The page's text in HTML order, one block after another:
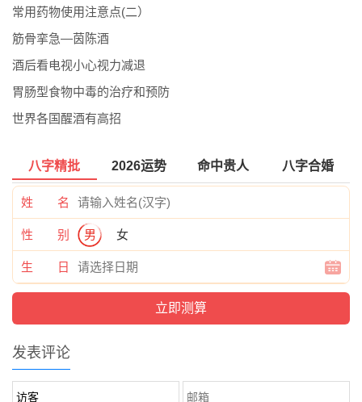
常用药物使用注意点(二）
筋骨挛急―茵陈酒
酒后看电视小心视力减退
胃肠型食物中毒的治疗和预防
世界各国醒酒有高招
八字精批 2026运势 命中贵人 八字合婚
姓 名
性 别 男 女
生 日
发表评论